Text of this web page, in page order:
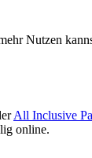
Nutzen
All Inclusive
online.